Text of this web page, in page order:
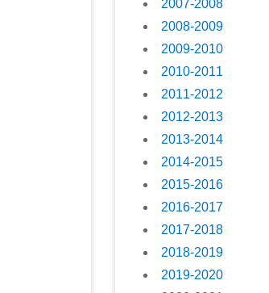
2007-2008
2008-2009
2009-2010
2010-2011
2011-2012
2012-2013
2013-2014
2014-2015
2015-2016
2016-2017
2017-2018
2018-2019
2019-2020